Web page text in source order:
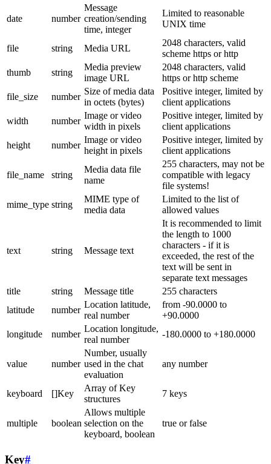
date number
Message
creation/sending
time, integer
Limited to reasonable
UNIX time
file string Media URL
2048 characters, valid
scheme https or http
thumb
string
Media preview
image URL
2048 characters, valid
https or http scheme
file_size
number
Size of media data
in octets (bytes)
Positive integer, limited by
client applications
width
number
Image or video
width in pixels
Positive integer, limited by
client applications
height
number
Image or video
height in pixels
Positive integer, limited by
client applications
file_name string
Media data file
name
255 characters, may not be
compatible with legacy
file systems!
mime_type string
MIME type of
media data
Limited to the list of
allowed values
text string Message text
It is recommended to limit
the length to 1000
characters - if it is
exceeded, the rest of the
text will be sent in
separate text messages
title
string Message title
255 characters
latitude
number
Location latitude,
real number
from -90.0000 to
+90.0000
longitude
number
Location longitude,
real number
-180.0000 to +180.0000
value number
Number, usually
used in the chat
evaluation
any number
keyboard []Key
Array of Key
structures
7 keys
multiple boolean
Allows multiple
selection on the
keyboard, boolean
true or false
Key#